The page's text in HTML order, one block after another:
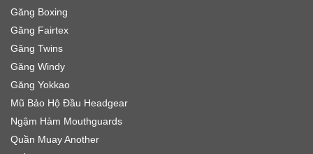
Găng Boxing
Găng Fairtex
Găng Twins
Găng Windy
Găng Yokkao
Mũ Bảo Hộ Đầu Headgear
Ngậm Hàm Mouthguards
Quần Muay Another